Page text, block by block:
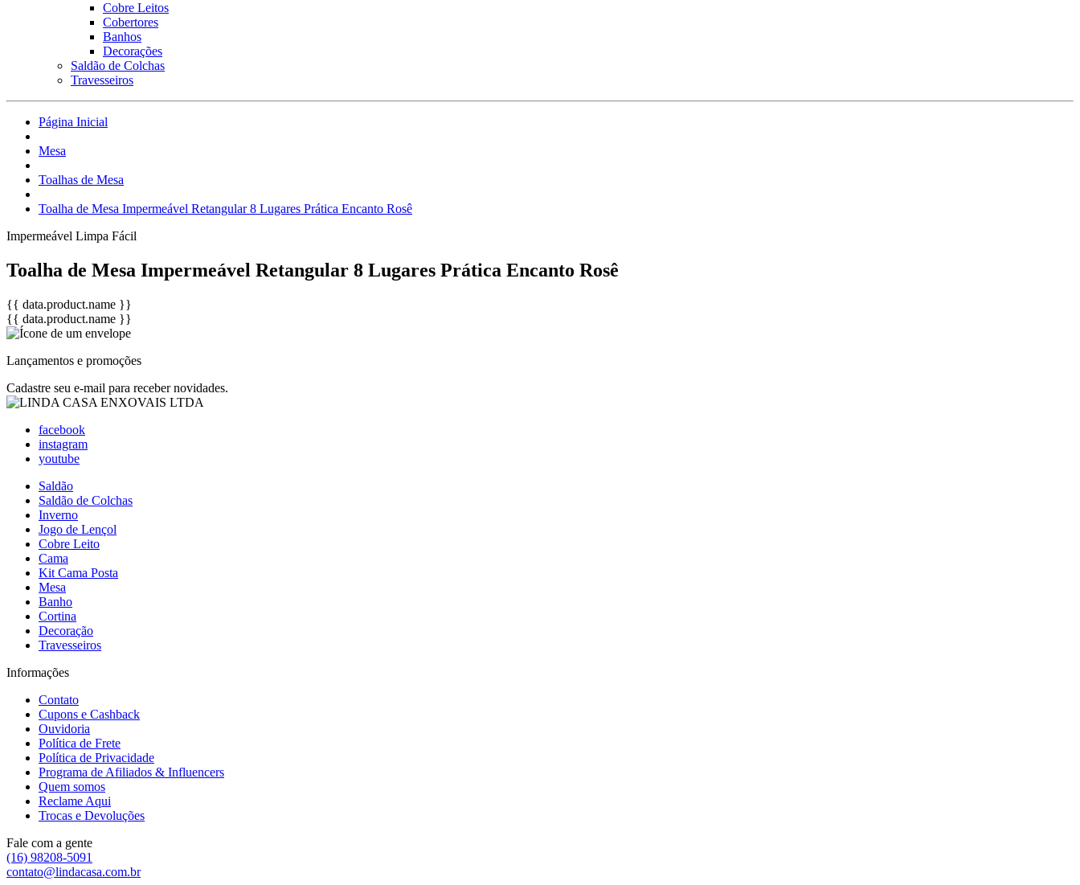
Cobre Leitos
Cobertores
Banhos
Decorações
Saldão de Colchas
Travesseiros
Página Inicial
Mesa
Toalhas de Mesa
Toalha de Mesa Impermeável Retangular 8 Lugares Prática Encanto Rosê
Impermeável Limpa Fácil
Toalha de Mesa Impermeável Retangular 8 Lugares Prática Encanto Rosê
{{ data.product.name }}
{{ data.product.name }}
Lançamentos e promoções
Cadastre seu e-mail para receber novidades.
facebook
instagram
youtube
Saldão
Saldão de Colchas
Inverno
Jogo de Lençol
Cobre Leito
Cama
Kit Cama Posta
Mesa
Banho
Cortina
Decoração
Travesseiros
Informações
Contato
Cupons e Cashback
Ouvidoria
Política de Frete
Política de Privacidade
Programa de Afiliados & Influencers
Quem somos
Reclame Aqui
Trocas e Devoluções
Fale com a gente
(16) 98208-5091
contato@lindacasa.com.br